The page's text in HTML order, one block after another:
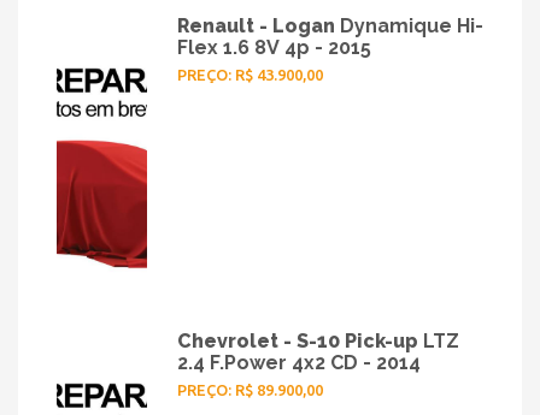
HOME » MODELO » OUTLANDER
Renault - Logan Dynamique Hi-
Flex 1.6 8V 4p - 2015
PREÇO: R$ 43.900,00
Chevrolet - S-10 Pick-up LTZ
2.4 F.Power 4x2 CD - 2014
PREÇO: R$ 89.900,00